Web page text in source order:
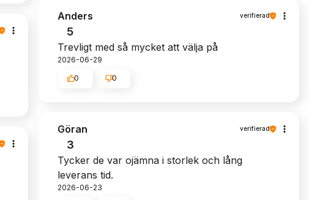
Anders verifierad
5
Trevligt med så mycket att välja på
2026-06-29
0 0
Göran verifierad
3
Tycker de var ojämna i storlek och lång
leverans tid.
2026-06-23